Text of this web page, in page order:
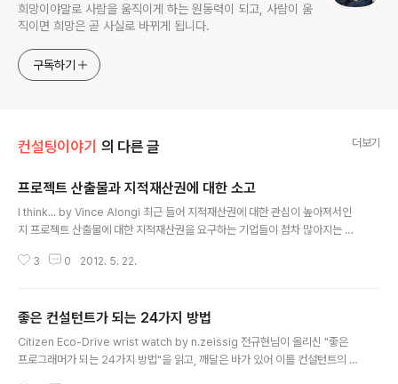
희망이야말로 사람을 움직이게 하는 원동력이 되고, 사람이 움
직이면 희망은 곧 사실로 바뀌게 됩니다.
구독하기
컨설팅이야기 의 다른 글 더보기
프로젝트 산출물과 지적재산권에 대한 소고
I think... by Vince Alongi 최근 들어 지적재산권에 대한 관심이 높아져서인
지 프로젝트 산출물에 대한 지적재산권을 요구하는 기업들이 점차 많아지는 것
고 있지 않는 것 같아 몇 가지 주요한 사항들에 대해 이야기를 해볼까 합니다.
수정이 필요한 사항이 있으면 내용이 변경될 수 있습니다.) 먼저 소유권에 대한
부분인데, 앞서 말씀 드린 것처럼 고객사가 소유권을 가져가게 될 경우에도 이
를 다른 기업에게 제공할 때는 외부 용역사와 서면으로 동의를 구하도록 되어있
3 0 2012. 5. 22.
좋은 컨설턴트가 되는 24가지 방법
Citizen Eco-Drive wrist watch by n.zeissig 전규현님이 올리신 "좋은
프로그래머가 되는 24가지 방법"을 읽고, 깨달은 바가 있어 이를 컨설턴트의 덕